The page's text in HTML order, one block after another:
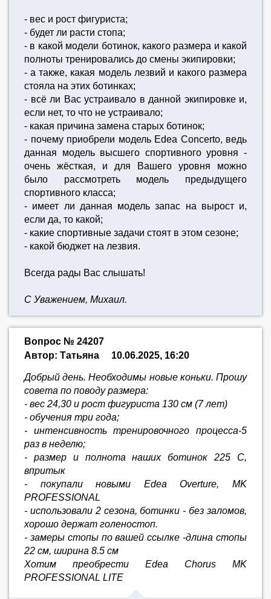
- вес и рост фигуриста;
- будет ли расти стопа;
- в какой модели ботинок, какого размера и какой
полноты тренировались до смены экипировки;
- а также, какая модель лезвий и какого размера
стояла на этих ботинках;
- всё ли Вас устраивало в данной экипировке и,
если нет, то что не устраивало;
- какая причина замена старых ботинок;
- почему приобрели модель Edea Concerto, ведь
данная модель высшего спортивного уровня -
очень жёсткая, и для Вашего уровня можно
было рассмотреть модель предыдущего
спортивного класса;
- имеет ли данная модель запас на вырост и,
если да, то какой;
- какие спортивные задачи стоят в этом сезоне;
- какой бюджет на лезвия.
Всегда рады Вас слышать!
С Уважением, Михаил.
Вопрос № 24207
Автор: Татьяна
10.06.2025, 16:20
Добрый день. Необходимы новые коньки. Прошу
совета по поводу размера:
- вес 24,30 и рост фигуриста 130 см (7 лет)
- обучения три года;
- интенсивность тренировочного процесса-5
раз в неделю;
- размер и полнота наших ботинок 225 С,
впритык
- покупали новыми Edea Overture, MK
PROFESSIONAL
- использовали 2 сезона, ботинки - без заломов,
хорошо держат голеностоп.
- замеры стопы по вашей ссылке -длина стопы
22 см, ширина 8.5 см
Хотим преобрести Edea Chorus MK
PROFESSIONAL LITE